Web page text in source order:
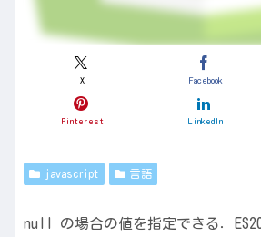
X Facebook
Pinterest LinkedIn
javascript 言語
null の場合の値を指定できる．